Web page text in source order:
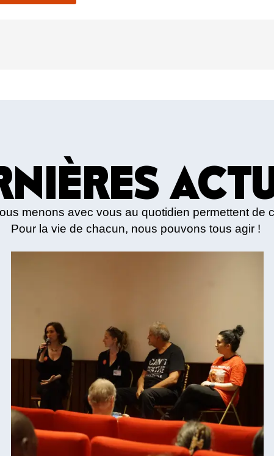
menons avec vous au quotidien permettent
Pour la vie de chacun, nous pouvons tous agir !